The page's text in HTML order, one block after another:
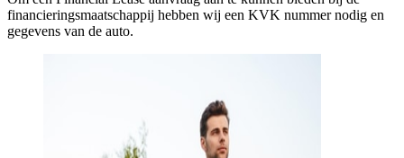
financieringsmaatschappij hebben wij een KVK nummer nodig en
gegevens van de auto.